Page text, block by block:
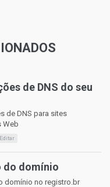
de DNS do seu
de DNS para sites
Web
Editar
do domínio
domínio no registro.br